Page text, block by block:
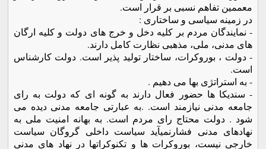
معممين تفاهم نسبی بر قرار است.
در زمينه سياسی و ساختاری :
- نمايندگان مردم بر کليه دخل و خرج های دولت و کليه ارگان
های مدنی، ملی، مذهبی نظارت کامل دارند.
- دولت ، بوروکرات، ساختار توليد پذير است. دولت کارشناس
است.
- به استراتژی بها می دهيم .
- سنديکا ها حضور فعال دارند به گونه ای که دولت به رای
جامعه مدنی نيازمند است. .به عبارتی جامعه مدنی ديده می
شود . دولت محتاج رای مردم است. به بهانه امنيت ملی به
نهادهای مدنی فشارنميآيد سياست داخلی گروگان سياست
خارجی نيست، بوروکرات ها و تکنوکراتها در نهاد های مدنی